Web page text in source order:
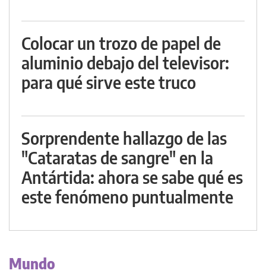
Colocar un trozo de papel de
aluminio debajo del televisor:
para qué sirve este truco
Sorprendente hallazgo de las
"Cataratas de sangre" en la
Antártida: ahora se sabe qué es
este fenómeno puntualmente
Mundo